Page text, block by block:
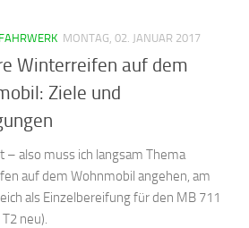
MONTAG, 02. JANUAR 2017
Winterreifen auf dem
Ziele und
– also muss ich langsam Thema
auf dem Wohnmobil angehen, am
als Einzelbereifung für den MB 711
neu).